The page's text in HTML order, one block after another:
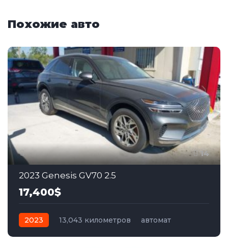
Похожие авто
14
2023 Genesis GV70 2.5
17,400$
2023 13,043 километров
автомат